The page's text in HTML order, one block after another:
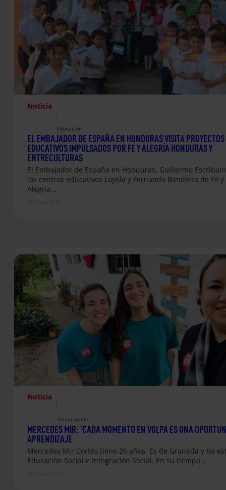
Noticia
Educación
EL EMBAJADOR DE ESPAÑA EN HONDURAS VISITA PROYECTOS
EDUCATIVOS IMPULSADOS POR FE Y ALEGRÍA HONDURAS Y
ENTRECULTURAS
El Embajador de España en Honduras, Guillermo
los centros educativos Loyola y Fernando Bandeira de Fe y
Alegría…
Noticia
Voluntariado
MERCEDES MIR: ‘CADA MOMENTO EN VOLPA ES UNA
APRENDIZAJE
Mercedes Mir Cortés tiene 26 años. Es de Granada y ha
Educación Social e Integración Social. En su tiempo…